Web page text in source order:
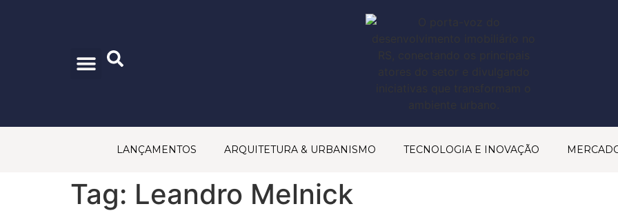
LANÇAMENTOS ARQUITETURA & URBANISMO TECNOLOGIA E INOVAÇÃO
Tag: Leandro Melnick